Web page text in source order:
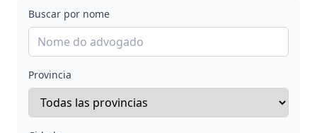
Buscar por nome
Provincia